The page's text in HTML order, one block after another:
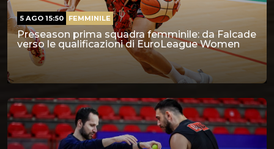
Preseason prima squadra femminile: da Falcade
verso le qualificazioni di EuroLeague Women
5 AGO 15:50 FEMMINILE